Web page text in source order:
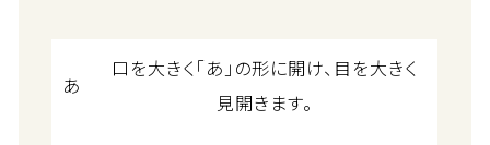
あ
口を大きく「あ」の形に開け、目を大きく
見開きます。